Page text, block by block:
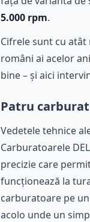
5.000 rpm.
Cifrele sunt cu
români ai acelor
bine – și aici
Patru
Vedetele tehnice
Carburatoarele
precizie care
funcționează la
carburatoare pe
acolo unde un